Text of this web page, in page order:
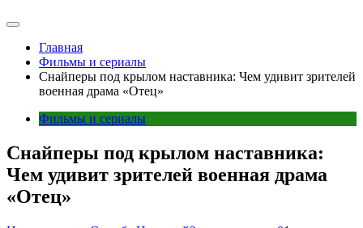
Главная
Фильмы и сериалы
Снайперы под крылом наставника: Чем удивит зрителей
военная драма «Отец»
Фильмы и сериалы
Снайперы под крылом наставника:
Чем удивит зрителей военная драма
«Отец»